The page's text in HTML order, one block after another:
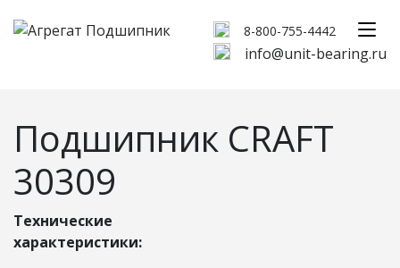
8-800-755-4442
info@unit-bearing.ru
Подшипник CRAFT
30309
Технические
характеристики: